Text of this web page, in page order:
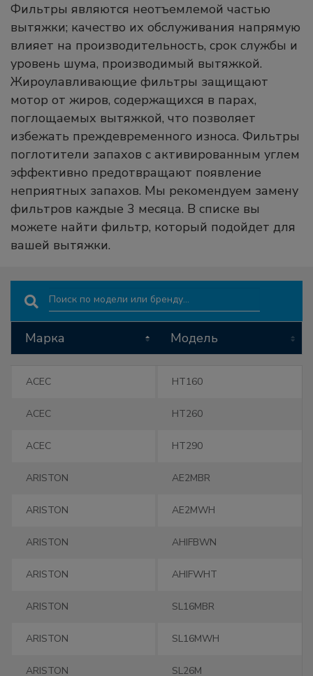
Фильтры являются неотъемлемой частью
вытяжки; качество их обслуживания напрямую
влияет на производительность, срок службы и
уровень шума, производимый вытяжкой.
Жироулавливающие фильтры защищают
мотор от жиров, содержащихся в парах,
поглощаемых вытяжкой, что позволяет
избежать преждевременного износа. Фильтры
поглотители запахов с активированным углем
эффективно предотвращают появление
неприятных запахов. Мы рекомендуем замену
фильтров каждые 3 месяца. В списке вы
можете найти фильтр, который подойдет для
вашей вытяжки.
Search:
Марка Модель
Марка Модель
ACEC HT160
ACEC HT260
ACEC HT290
ARISTON AE2MBR
ARISTON AE2MWH
ARISTON AHIFBWN
ARISTON AHIFWHT
ARISTON SL16MBR
ARISTON SL16MWH
ARISTON SL26M